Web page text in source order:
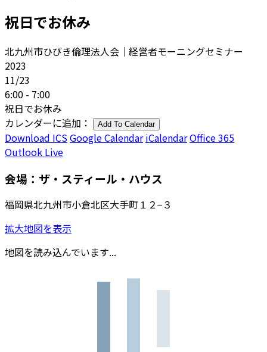
祝日でお休み
北九州市ひびき倫理法人会｜経営者モーニングセミナー
2023
11/23
6:00 - 7:00
祝日でお休み
カレンダーに追加：
Add To Calendar
Download ICSGoogle Calendar iCalendarOffice 365
Outlook Live
会場：ザ・スティール・ハウス
福岡県北九州市小倉北区大手町１２−３
拡大地図を表示
地図を読み込んでいます...